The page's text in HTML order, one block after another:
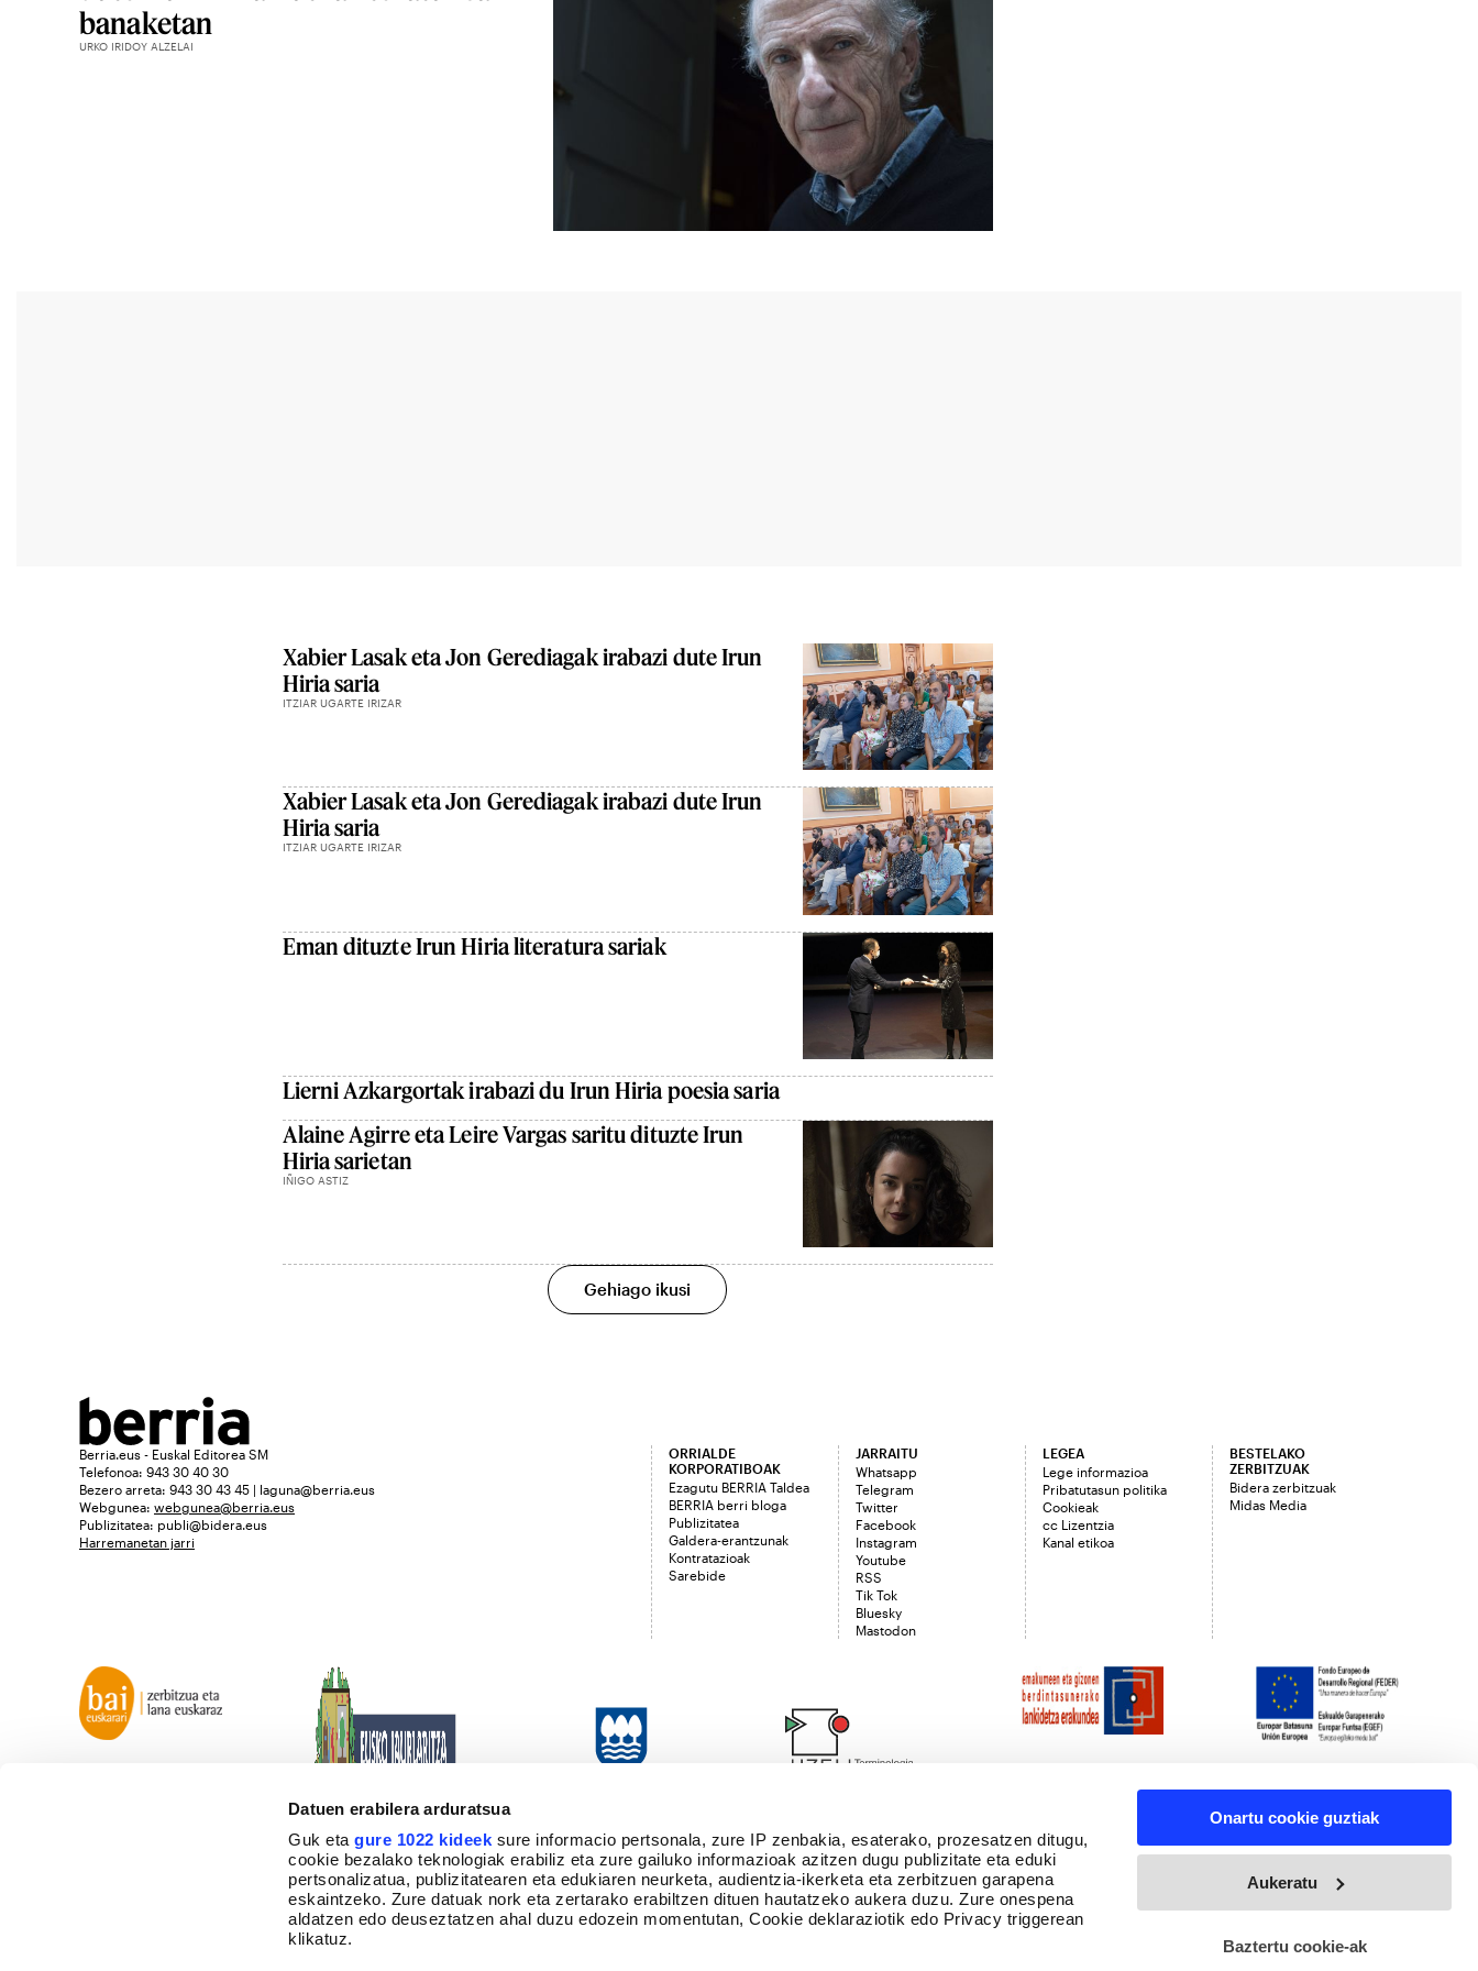
Datuen erabilera arduratsua
Guk etagure 1022 kideek sure informacio pertsonala, zure IP zenbakia, esaterako, prozesatzen ditugu,
cookie bezalako teknologiak erabiliz eta zure gailuko informazioak azitzen dugu publizitate eta eduki
pertsonalizatua, publizitatearen eta edukiaren neurketa, audientzia-ikerketa eta zerbitzuen garapena
eskaintzeko. Zure datuak nork eta zertarako erabiltzen dituen hautatzeko aukera duzu. Zure onespena
aldatzen edo deuseztatzen ahal duzu edozein momentutan, Cookie deklaraziotik edo Privacy triggerean
klikatuz.
Onartu cookie guztiak
Aukeratu
Baztertu cookie-ak
banaketan
URKO IRIDOY ALZELAI
Xabier Lasak eta Jon Gerediagak irabazi dute Irun
Hiria saria
ITZIAR UGARTE IRIZAR
Xabier Lasak eta Jon Gerediagak irabazi dute Irun
Hiria saria
ITZIAR UGARTE IRIZAR
Eman dituzte Irun Hiria literatura sariak
Lierni Azkargortak irabazi du Irun Hiria poesia saria
Alaine Agirre eta Leire Vargas saritu dituzte Irun
Hiria sarietan
IÑIGO ASTIZ
Gehiago ikusi
Berria.eus - Euskal Editorea SM
Telefonoa: 943 30 40 30
Bezero arreta: 943 30 43 45 | laguna@berria.eus
Webgunea: webgunea@berria.eus
Publizitatea: publi@bidera.eus
Harremanetan jarri
ORRIALDE
KORPORATIBOAK
Ezagutu BERRIA Taldea
BERRIA berri bloga
Publizitatea
Galdera-erantzunak
Kontratazioak
Sarebide
JARRAITU
Whatsapp
Telegram
Twitter
Facebook
Instagram
Youtube
RSS
Tik Tok
Bluesky
Mastodon
LEGEA
Lege informazioa
Pribatutasun politika
Cookieak
cc Lizentzia
Kanal etikoa
BESTELAKO
ZERBITZUAK
Bidera zerbitzuak
Midas Media